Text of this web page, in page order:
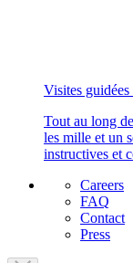
Visites guidées
Tout au long
les mille et un
instructives et
Careers
FAQ
Contact
Press